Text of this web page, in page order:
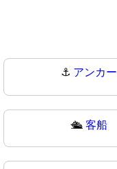
⚓ アンカー
🛳️客船